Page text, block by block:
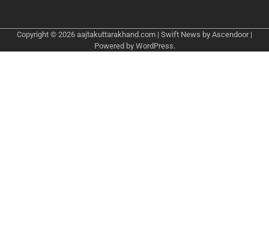
Copyright © 2026 aajtakuttarakhand.com | Swift News by Ascendoor|
Powered by WordPress.